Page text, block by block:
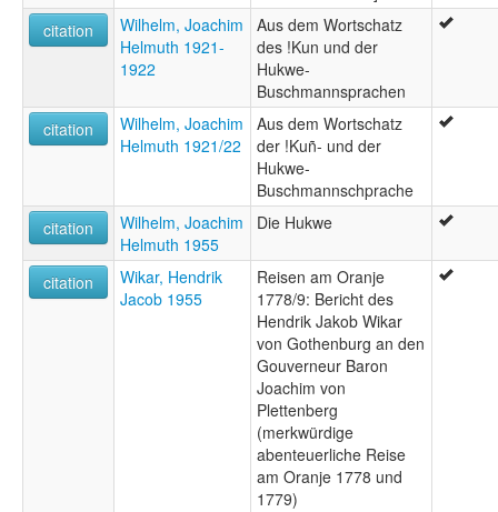
citation
Wilhelm, Joachim
Helmuth 1921-
1922
Aus dem Wortschatz
des !Kun und der
Hukwe-
Buschmannsprachen
citation
Wilhelm, Joachim
Helmuth 1921/22
Aus dem Wortschatz
der !Kuñ- und der
Hukwe-
Buschmannschprache
citation
Wilhelm, Joachim
Helmuth 1955
Die Hukwe
citation
Wikar, Hendrik
Jacob 1955
Reisen am Oranje
1778/9: Bericht des
Hendrik Jakob Wikar
von Gothenburg an den
Gouverneur Baron
Joachim von
Plettenberg
(merkwürdige
abenteuerliche Reise
am Oranje 1778 und
1779)